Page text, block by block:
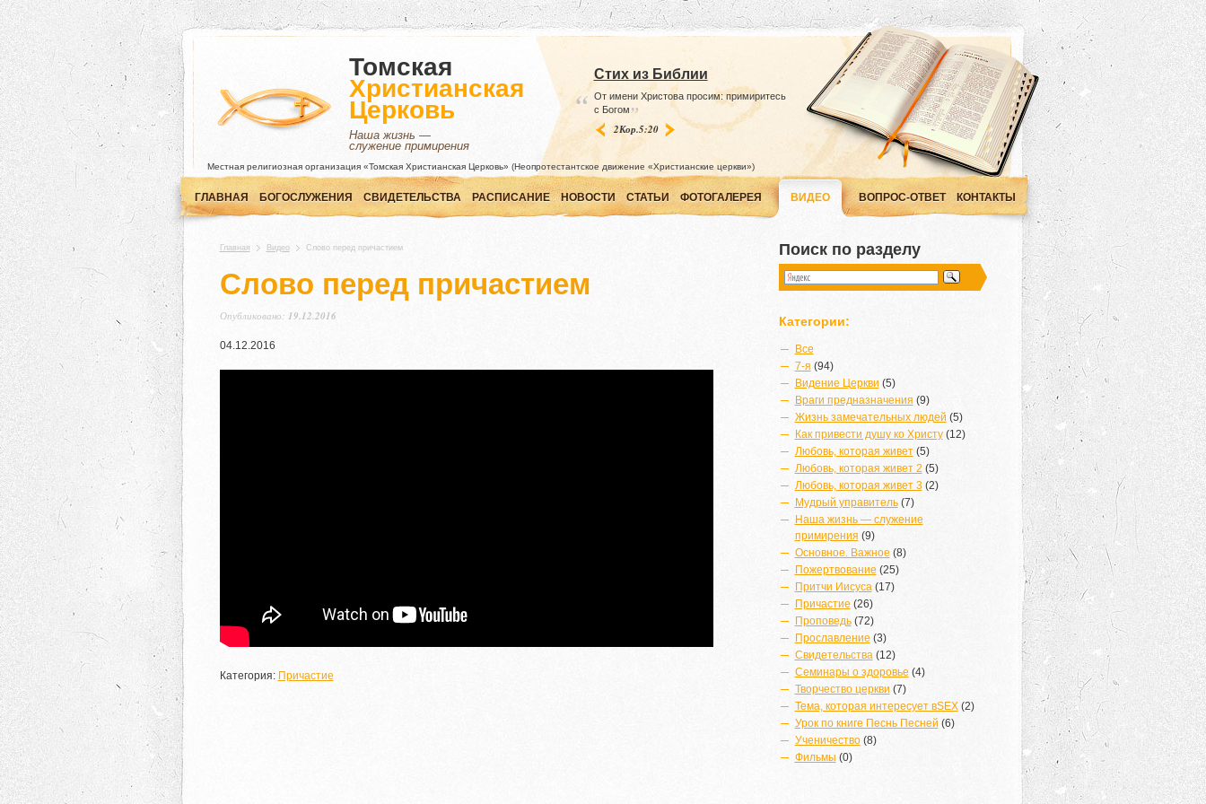
Томская
Христианская
Церковь
Наша жизнь —
служение примирения
Стих из Библии
“
От имени Христова просим: примиритесь
с Богом”
2Кор.5:20
Местная религиозная организация «Томская Христианская Церковь» (Неопротестантское движение «Христианские церкви»)
ГЛАВНАЯ БОГОСЛУЖЕНИЯ СВИДЕТЕЛЬСТВА РАСПИСАНИЕ НОВОСТИ СТАТЬИ ФОТОГАЛЕРЕЯ ВИДЕО ВОПРОС-ОТВЕТ КОНТАКТЫ
Главная Видео Слово перед причастием
Слово перед причастием
Опубликовано: 19.12.2016
04.12.2016
Категория: Причастие
Поиск по разделу
Категории:
Все
7-я (94)
Видение Церкви (5)
Враги предназначения (9)
Жизнь замечательных людей (5)
Как привести душу ко Христу(12)
Любовь, которая живет(5)
Любовь, которая живет 2 (5)
Любовь, которая живет 3(2)
Мудрый управитель(7)
Наша жизнь — служение
примирения (9)
Основное. Важное(8)
Пожертвование(25)
Притчи Иисуса(17)
Причастие(26)
Проповедь(72)
Прославление(3)
Свидетельства(12)
Семинары о здоровье (4)
Творчество церкви (7)
Тема, которая интересует вSEX(2)
Урок по книге Песнь Песней (6)
Ученичество(8)
Фильмы (0)